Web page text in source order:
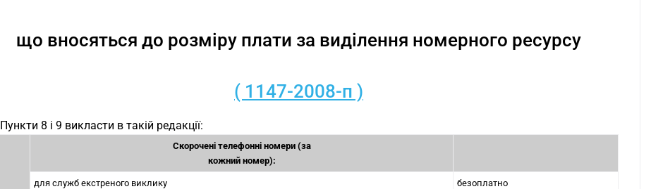
що вносяться до розміру плати за виділення номерного ресурсу
( 1147-2008-п )
Пункти 8 і 9 викласти в такій редакції:
Скорочені телефонні номери (за
кожний номер):
для служб екстреного виклику безоплатно